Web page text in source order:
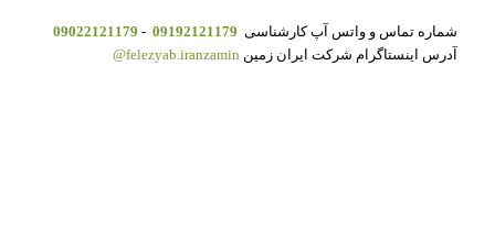
شماره تماس و واتس آپ کارشناسی 09192121179
-
09022121179
آدرس اینستاگرام شرکت ایران زمین felezyab.iranzamin@